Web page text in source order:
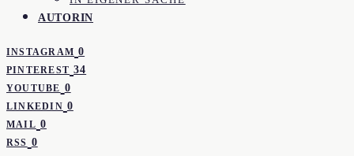
AUTORIN
INSTAGRAM 0
PINTEREST 34
YOUTUBE 0
LINKEDIN 0
MAIL 0
RSS 0